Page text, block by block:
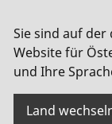
Sie sind auf der
Website für
und Ihre
Land